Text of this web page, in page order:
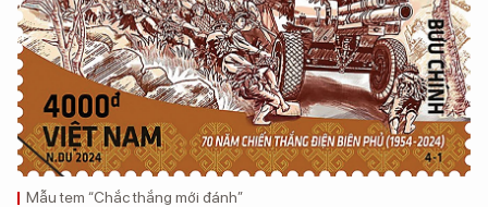
Mẫu tem “Chắc thắng mới đánh”